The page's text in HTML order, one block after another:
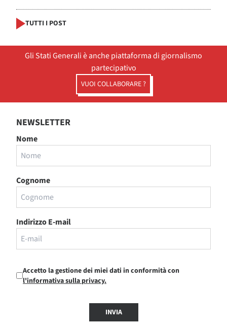
TUTTI I POST
Gli Stati Generali è anche piattaforma di giornalismo
partecipativo
VUOI COLLABORARE ?
NEWSLETTER
Nome
Cognome
Indirizzo E-mail
Accetto la gestione dei miei dati in conformità con
l'informativa sulla privacy.
INVIA